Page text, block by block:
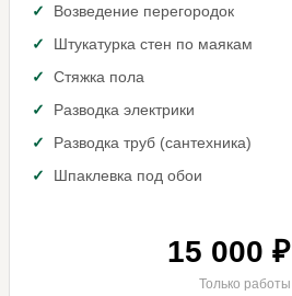
Возведение перегородок
Штукатурка стен по маякам
Стяжка пола
Разводка электрики
Разводка труб (сантехника)
Шпаклевка под обои
15 000 ₽
Только работы